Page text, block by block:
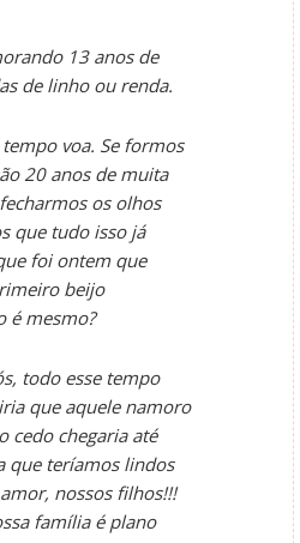
13 anos de
de linho ou renda.
voa. Se formos
20 anos de muita
os olhos
que tudo isso já
foi ontem que
beijo
é mesmo?
todo esse tempo
que aquele namoro
cedo chegaria até
que teríamos lindos
nossos filhos!!!
família é plano